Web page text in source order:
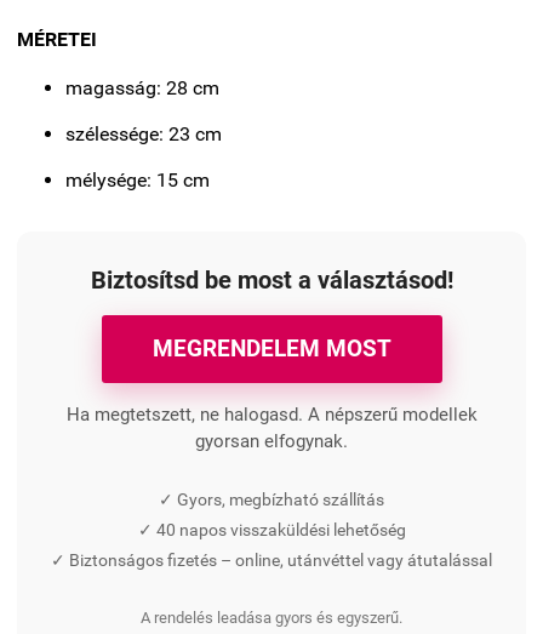
MÉRETEI
magasság: 28 cm
szélessége: 23 cm
mélysége: 15 cm
Biztosítsd be most a választásod!
MEGRENDELEM MOST
Ha megtetszett, ne halogasd. A népszerű modellek
gyorsan elfogynak.
✓ Gyors, megbízható szállítás
✓ 40 napos visszaküldési lehetőség
✓ Biztonságos fizetés – online, utánvéttel vagy átutalással
A rendelés leadása gyors és egyszerű.